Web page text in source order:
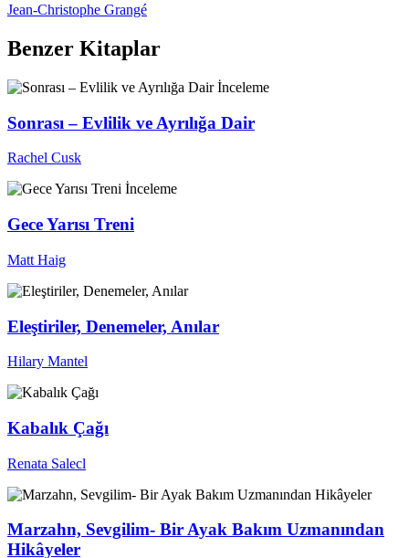
Jean-Christophe Grangé
Benzer Kitaplar
İnceleme
Sonrası – Evlilik ve Ayrılığa Dair
Rachel Cusk
İnceleme
Gece Yarısı Treni
Matt Haig
Eleştiriler, Denemeler, Anılar
Hilary Mantel
Kabalık Çağı
Renata Salecl
Marzahn, Sevgilim- Bir Ayak Bakım Uzmanından
Hikâyeler